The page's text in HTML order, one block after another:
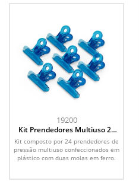
19200
Kit Prendedores Multiuso 24
Peças
Kit composto por 24 prendedores de
pressão multiuso confeccionados em
plástico com duas molas em ferro.